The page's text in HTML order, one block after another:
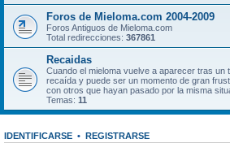
Foros de Mieloma.com 2004-2009
Foros Antiguos de Mieloma.com
Total redirecciones: 367861
Recaidas
Cuando el mieloma vuelve a aparecer tras un
recaída y puede ser un momento de gran
con otros que hayan pasado por la misma
Temas: 11
IDENTIFICARSE • REGISTRARSE